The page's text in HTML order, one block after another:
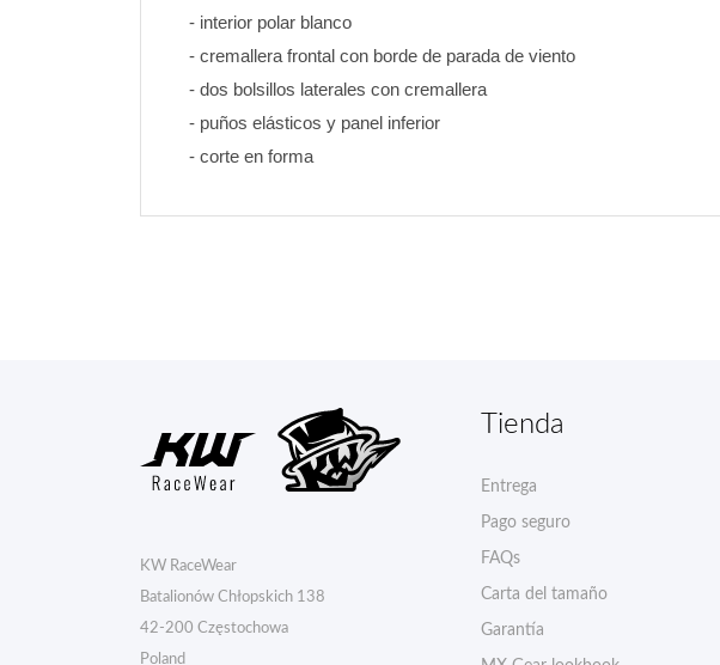
- interior polar blanco
- cremallera frontal con borde de parada de viento
- dos bolsillos laterales con cremallera
- puños elásticos y panel inferior
- corte en forma
KW RaceWear
Batalionów Chłopskich 138
42-200 Częstochowa
Poland
Tienda
Entrega
Pago seguro
FAQs
Carta del tamaño
Garantía